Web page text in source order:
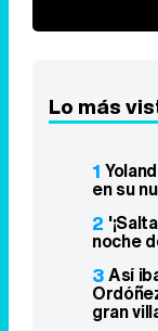
Lo más
1
en su
2
noche
3Así
gran